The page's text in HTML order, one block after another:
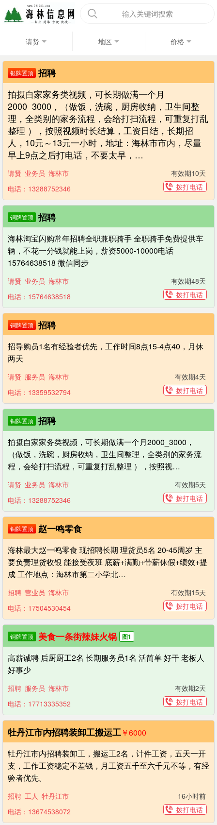
输入关键词搜索
请贤 地区 价格
银牌置顶 招聘
拍摄自家家务类视频，可长期做满一个月
2000_3000，（做饭，洗碗，厨房收纳，卫生间整
理，全类别的家务流程，会给打扫流程，可重复打乱
整理 ），按照视频时长结算，工资日结，长期招
人，10元～13元一小时，地址：海林市市内，尽量
早上9点之后打电话，不要太早，…
请贤 业务员 海林市
有效期10天
电话：13288752346
拨打电话
铜牌置顶 招聘
海林淘宝闪购常年招聘全职兼职骑手 全职骑手免费提供车
辆，不花一分钱就能上岗，薪资5000-10000电话
15764638518 微信同步
请贤 业务员 海林市
有效期48天
电话：15764638518
拨打电话
铜牌置顶 招聘
招导购员1名有经验者优先，工作时间8点15-4点40，月休
两天
请贤 服务员 海林市
有效期4天
电话：13359532794
拨打电话
铜牌置顶 招聘
拍摄自家家务类视频，可长期做满一个月2000_3000，
（做饭，洗碗，厨房收纳，卫生间整理，全类别的家务流
程，会给打扫流程，可重复打乱整理 ），按照视…
请贤 业务员 海林市
有效期5天
电话：13288752346
拨打电话
铜牌置顶 赵一鸣零食
海林最大赵一鸣零食 现招聘长期 理货员5名 20-45周岁 主
要负责理货收银 能接受夜班 底薪+满勤+带薪休假+绩效+提
成 工作地点：海林市第二小学北…
招聘 营业员 海林市
有效期15天
电话：17504530454
拨打电话
铜牌置顶 美食一条街辣妹火锅 图1
高薪诚聘 后厨厨工2名 长期服务员1名 活简单 好干 老板人
好事少
招聘 服务员 海林市
有效期2天
电话：17713335352
拨打电话
牡丹江市内招聘装卸工搬运工￥6000
牡丹江市内招聘装卸工，搬运工2名，计件工资，五天一开
支，工作工资稳定不差钱，月工资五千至六千元不等，有经
验者优先。
招聘 工人 牡丹江市
16小时前
电话：13674538072
拨打电话